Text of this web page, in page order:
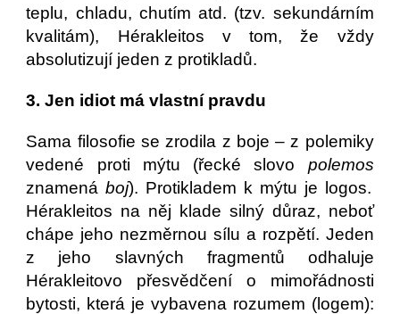
teplu, chladu, chutím atd. (tzv. sekundárním
kvalitám), Hérakleitos v tom, že vždy
absolutizují jeden z protikladů.
3. Jen idiot má vlastní pravdu
Sama filosofie se zrodila z boje – z polemiky
vedené proti mýtu (řecké slovo polemos
znamenáboj). Protikladem k mýtu je logos.
Hérakleitos na něj klade silný důraz, neboť
chápe jeho nezměrnou sílu a rozpětí. Jeden
z jeho slavných fragmentů odhaluje
Hérakleitovo přesvědčení o mimořádnosti
bytosti, která je vybavena rozumem (logem):